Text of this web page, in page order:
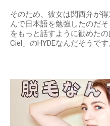
そのため、彼女は関西弁が
んで日本語を勉強したのだ
をもっと話すように勧めた
Ciel」のHYDEなんだそうです